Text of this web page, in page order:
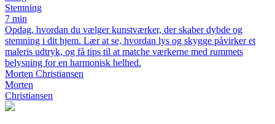
Stemning
7 min
Opdag, hvordan du vælger kunstværker, der skaber dybde og
stemning i dit hjem. Lær at se, hvordan lys og skygge påvirker et
maleris udtryk, og få tips til at matche værkerne med rummets
belysning for en harmonisk helhed.
Morten Christiansen
Morten
Christiansen